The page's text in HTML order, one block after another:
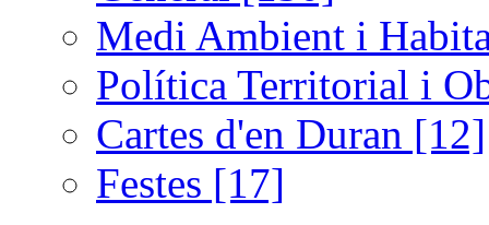
Medi Ambient i
Política Territorial i
Cartes d'en Duran [12]
Festes [17]